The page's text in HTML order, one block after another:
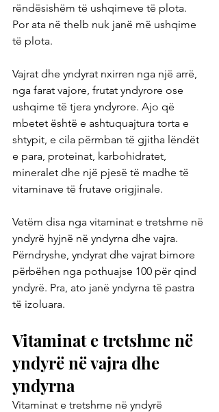
rëndësishëm të ushqimeve të plota.
Por ata në thelb nuk janë më ushqime
të plota.
Vajrat dhe yndyrat nxirren nga një arrë,
nga farat vajore, frutat yndyrore ose
ushqime të tjera yndyrore. Ajo që
mbetet është e ashtuquajtura torta e
shtypit, e cila përmban të gjitha lëndët
e para, proteinat, karbohidratet,
mineralet dhe një pjesë të madhe të
vitaminave të frutave origjinale.
Vetëm disa nga vitaminat e tretshme në
yndyrë hyjnë në yndyrna dhe vajra.
Përndryshe, yndyrat dhe vajrat bimore
përbëhen nga pothuajse 100 për qind
yndyrë. Pra, ato janë yndyrna të pastra
të izoluara.
Vitaminat e tretshme në
yndyrë në vajra dhe
yndyrna
Vitaminat e tretshme në yndyrë